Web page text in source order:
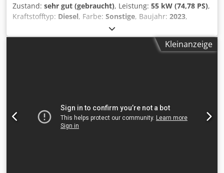
Zustand: sehr gut (gebraucht), Leistung: 55 kW (74,78 PS),
Kraftstofftyp: Diesel, Farbe: Sonstige, Baujahr: 2023,
, Ausstattung:
Leergewicht: 4.898 kg Abmessungen (L x B x H): 395 x 220 x
208 cm Lenkung: Bock Motormarke: Bobcat CE-
2-Fahrstufen, Ride control, Klimaanlage, Rückfahrkamera,
luftgefederter Sitz, Joystick-Steuerung
Kleinanzeige